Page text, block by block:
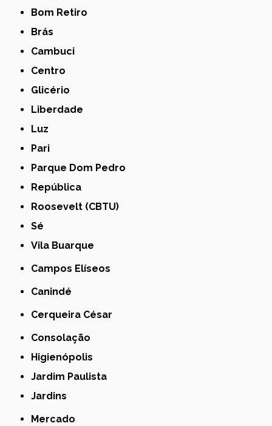
Bom Retiro
Brás
Cambuci
Centro
Glicério
Liberdade
Luz
Pari
Parque Dom Pedro
República
Roosevelt (CBTU)
Sé
Vila Buarque
Campos Elíseos
Canindé
Cerqueira César
Consolação
Higienópolis
Jardim Paulista
Jardins
Mercado